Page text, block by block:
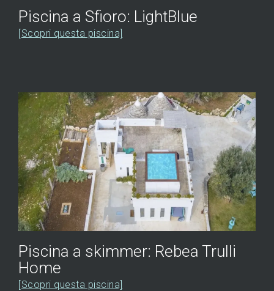
Piscina a Sfioro: LightBlue
[Scopri questa piscina]
Piscina a skimmer: Rebea Trulli
Home
[Scopri questa piscina]